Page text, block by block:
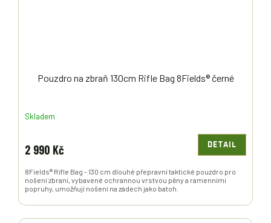
Pouzdro na zbraň 130cm Rifle Bag 8Fields® černé
Skladem
2 990 Kč DETAIL
8Fields® Rifle Bag - 130 cm dlouhé přepravní taktické pouzdro pro
nošení zbraní, vybavené ochrannou vrstvou pěny a ramenními
popruhy, umožňují nošení na zádech jako batoh.